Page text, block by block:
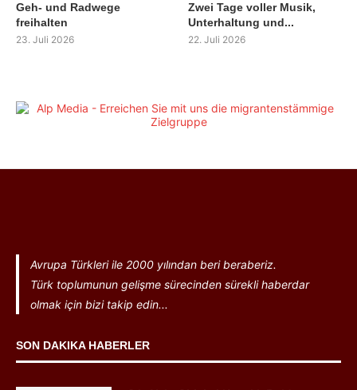
Geh- und Radwege
freihalten
23. Juli 2026
Zwei Tage voller Musik,
Unterhaltung und...
22. Juli 2026
Avrupa Türkleri ile 2000 yılından beri beraberiz.
Türk toplumunun gelişme sürecinden sürekli haberdar
olmak için bizi takip edin...
SON DAKIKA HABERLER